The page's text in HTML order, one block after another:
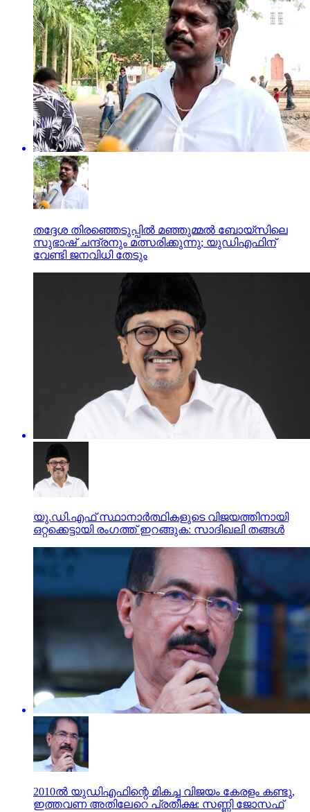
തദ്ദേശ തിരഞ്ഞെടുപ്പിൽ‌ മഞ്ഞുമ്മൽ ബോയ്സിലെ
സുഭാഷ് ചന്ദ്രനും മത്സരിക്കുന്നു; യുഡിഎഫിന്
വേണ്ടി ജനവിധി തേടും
യു.ഡി.എഫ് സ്ഥാനാര്‍ത്ഥികളുടെ വിജയത്തിനായി
ഒറ്റക്കെട്ടായി രംഗത്ത് ഇറങ്ങുക: സാദിഖലി തങ്ങള്‍
2010ല്‍ യുഡിഎഫിന്റെ മികച്ച വിജയം കേരളം കണ്ടു,
ഇത്തവണ അതിലേറെ പ്രതീക്ഷ: സണ്ണി ജോസഫ്